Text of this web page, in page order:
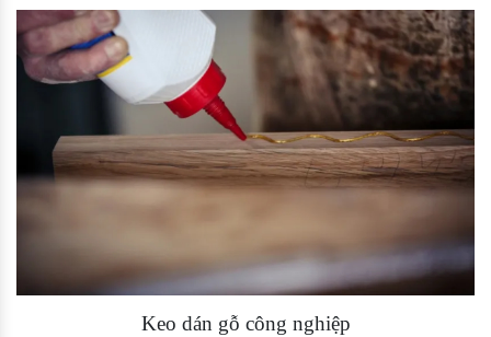
Keo dán gỗ công nghiệp